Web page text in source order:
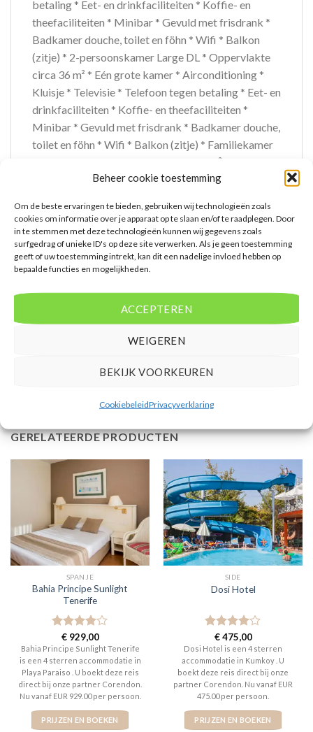
Beheer cookie toestemming
Om de beste ervaringen te bieden, gebruiken wij technologieën zoals
cookies om informatie over je apparaat op te slaan en/of te raadplegen. Door
in te stemmen met deze technologieën kunnen wij gegevens zoals
surfgedrag of unieke ID's op deze site verwerken. Als je geen toestemming
geeft of uw toestemming intrekt, kan dit een nadelige invloed hebben op
bepaalde functies en mogelijkheden.
ACCEPTEREN
WEIGEREN
BEKIJK VOORKEUREN
CookiebeleidPrivacyverklaring
betaling * Eet- en drinkfaciliteiten * Koffie- en
theefaciliteiten * Minibar * Gevuld met frisdrank *
Badkamer douche, toilet en föhn * Wifi * Balkon
(zitje) * 2-persoonskamer Large DL * Oppervlakte
circa 36 m² * Eén grote kamer * Airconditioning *
Kluisje * Televisie * Telefoon tegen betaling * Eet- en
drinkfaciliteiten * Koffie- en theefaciliteiten *
Minibar * Gevuld met frisdrank * Badkamer douche,
toilet en föhn * Wifi * Balkon (zitje) * Familiekamer
Standaard FZ * Oppervlakte circa 38 m² * Eén grote
kamer met tussendeur * Airconditioning * Kluisje *
drinkfaciliteiten * Koffie- en theefaciliteiten *
Minibar * Gevuld met frisdrank * Badkamer douche,
toilet en föhn * Wifi * Balkon (zitje)
Bovenstaande prijs is op basis van 8 dagen
Mensen beoordelen deze reis met een 8,5
GERELATEERDE PRODUCTEN
SPANJE
Bahia Principe Sunlight
Tenerife
Gewaardeerd
4uit 5
€929,00
Bahia Principe Sunlight Tenerife
is een 4 sterren accommodatie in
Playa Paraiso . U boekt deze reis
direct bij onze partner Corendon.
Nu vanaf EUR 929.00 per persoon.
PRIJZEN EN BOEKEN
SIDE
Dosi Hotel
Gewaardeerd
4uit 5
€475,00
Dosi Hotel is een 4 sterren
accommodatie in Kumkoy . U
boekt deze reis direct bij onze
partner Corendon. Nu vanaf EUR
475.00 per persoon.
PRIJZEN EN BOEKEN